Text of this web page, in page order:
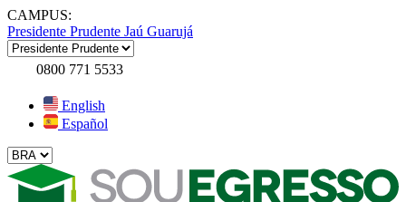
CAMPUS:
Presidente Prudente Jaú Guarujá
0800 771 5533
English
Español